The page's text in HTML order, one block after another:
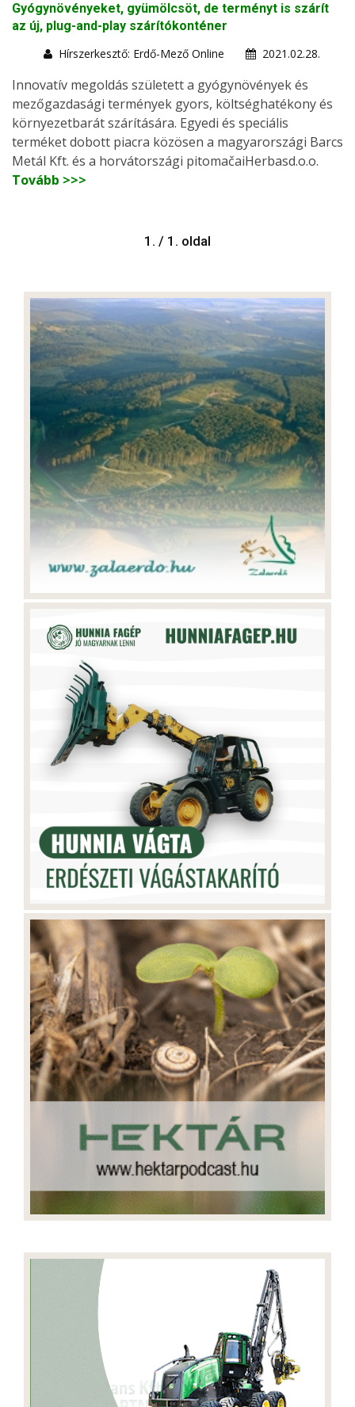
Gyógynövényeket, gyümölcsöt, de terményt is szárít
az új, plug-and-play szárítókonténer
Hírszerkesztő: Erdő-Mező Online
2021.02.28.
Innovatív megoldás született a gyógynövények és
mezőgazdasági termények gyors, költséghatékony és
környezetbarát szárítására. Egyedi és speciális
terméket dobott piacra közösen a magyarországi Barcs
Metál Kft. és a horvátországi pitomačaiHerbasd.o.o.
Tovább >>>
1. / 1. oldal